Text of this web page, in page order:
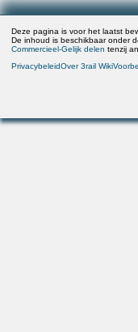
Deze pagina is voor het laatst
De inhoud is beschikbaar onder
Commercieel-Gelijk delen tenzij
PrivacybeleidOver 3rail Wiki